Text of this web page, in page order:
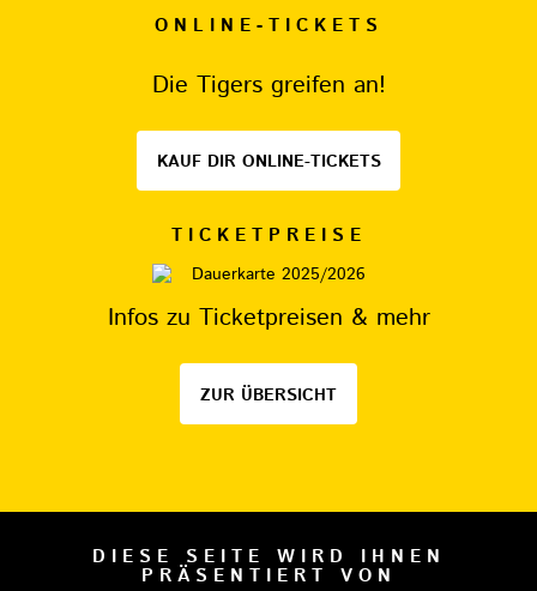
ONLINE-TICKETS
Die Tigers greifen an!
KAUF DIR ONLINE-TICKETS
TICKETPREISE
Infos zu Ticketpreisen & mehr
ZUR ÜBERSICHT
DIESE SEITE WIRD IHNEN
PRÄSENTIERT VON